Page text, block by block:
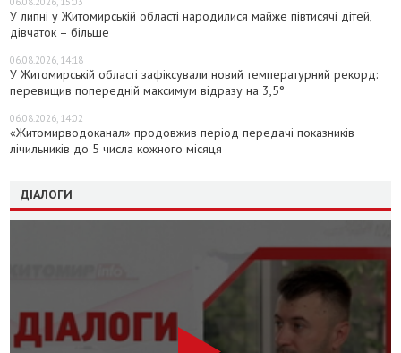
У липні у Житомирській області народилися майже півтисячі дітей,
дівчаток – більше
06.08.2026, 14:18
У Житомирській області зафіксували новий температурний рекорд:
перевищив попередній максимум відразу на 3,5°
06.08.2026, 14:02
«Житомирводоканал» продовжив період передачі показників
лічильників до 5 числа кожного місяця
ДІАЛОГИ